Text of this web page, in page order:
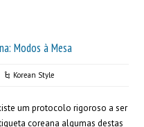
Modos à Mesa
Korean Style
um protocolo rigoroso a ser
coreana algumas destas